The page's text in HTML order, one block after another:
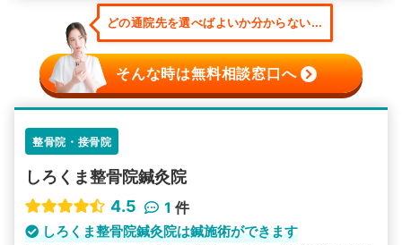
どの通院先を選べばよいか分からない...
そんな時は無料相談窓口へ
整骨院・接骨院
しろくま整骨院鍼灸院
4.5
1 件
しろくま整骨院鍼灸院は鍼施術ができます